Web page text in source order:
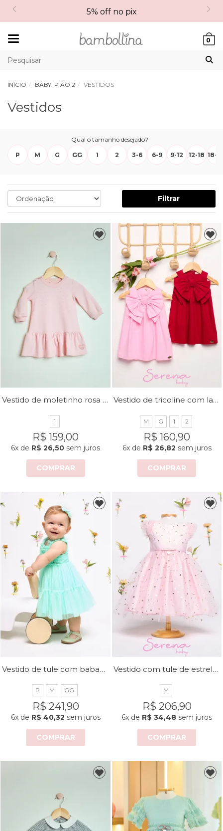
5% off no pix
0
INÍCIO BABY: P AO 2 VESTIDOS
Vestidos
Qual o tamanho desejado?
P M G GG 1 2 3-6 6-9 9-12 12-18 18-
Filtrar
Vestido de moletinho rosa bebê
1
R$ 159,00
6x de R$ 26,50 sem juros
COMPRAR
Vestido de tricoline com laço no peito
M G 1 2
R$ 160,90
6xde R$ 26,82 sem juros
COMPRAR
Vestido de tule com babados no peito
P M GG
R$ 241,90
6xde R$ 40,32 sem juros
COMPRAR
Vestido com tule de estrelas/lua com detalhe de fita e laço na cintura
M
R$ 206,90
6x de R$ 34,48 sem juros
COMPRAR